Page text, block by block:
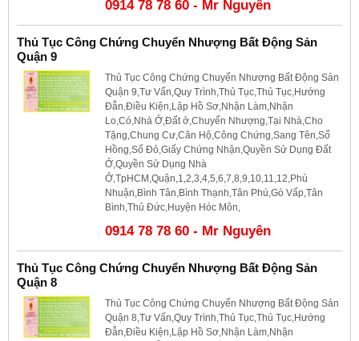
0914 78 78 60 - Mr Nguyên
Thủ Tục Công Chứng Chuyển Nhượng Bất Động Sản
Quận 9
Thủ Tục Công Chứng Chuyển Nhượng Bất Động Sản
Quận 9,Tư Vấn,Quy Trình,Thủ Tục,Thủ Tục,Hướng
Đẫn,Điều Kiện,Lập Hồ Sơ,Nhận Làm,Nhận
Lo,Có,Nhà Ở,Đất ở,Chuyển Nhượng,Tại Nhà,Cho
Tặng,Chung Cư,Căn Hộ,Công Chứng,Sang Tên,Sổ
Hồng,Sổ Đỏ,Giấy Chứng Nhận,Quyền Sử Dụng Đất
Ở,Quyền Sử Dụng Nhà
Ở,TpHCM,Quận,1,2,3,4,5,6,7,8,9,10,11,12,Phú
Nhuận,Bình Tân,Bình Thạnh,Tân Phú,Gò Vấp,Tân
Bình,Thủ Đức,Huyện Hóc Môn,
0914 78 78 60 - Mr Nguyên
Thủ Tục Công Chứng Chuyển Nhượng Bất Động Sản
Quận 8
Thủ Tục Công Chứng Chuyển Nhượng Bất Động Sản
Quận 8,Tư Vấn,Quy Trình,Thủ Tục,Thủ Tục,Hướng
Đẫn,Điều Kiện,Lập Hồ Sơ,Nhận Làm,Nhận